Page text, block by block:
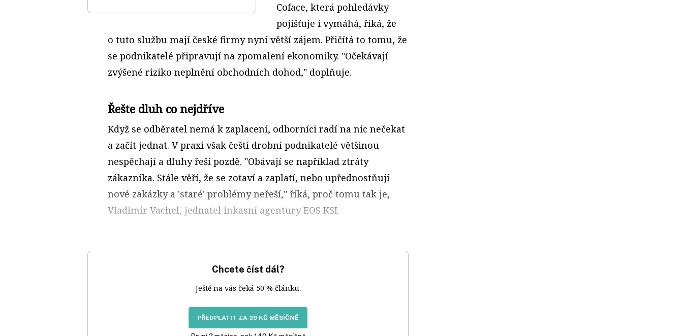
Coface, která pohledávky
pojišťuje i vymáhá, říká, že
o tuto službu mají české firmy nyní větší zájem. Přičítá to tomu, že
se podnikatelé připravují na zpomalení ekonomiky. "Očekávají
zvýšené riziko neplnění obchodních dohod," doplňuje.
Řešte dluh co nejdříve
Když se odběratel nemá k zaplacení, odborníci radí na nic nečekat
a začít jednat. V praxi však čeští drobní podnikatelé většinou
nespěchají a dluhy řeší pozdě. "Obávají se například ztráty
zákazníka. Stále věří, že se zotaví a zaplatí, nebo upřednostňují
nové zakázky a 'staré' problémy neřeší," říká, proč tomu tak je,
Vladimír Vachel, jednatel inkasní agentury EOS KSI.
Chcete číst dál?
Ještě na vás čeká 50 % článku.
PŘEDPLATIT ZA 39 KČ MĚSÍČNĚ